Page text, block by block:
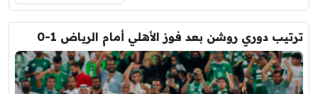
ترتيب دوري روشن بعد فوز الأهلي أمام الرياض 1-0